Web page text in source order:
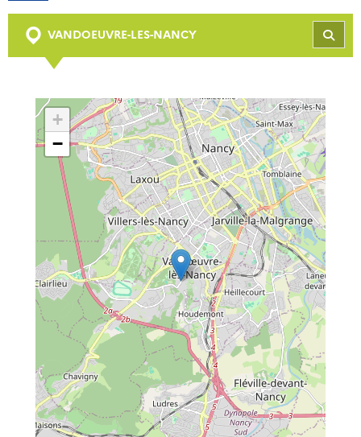
VANDOEUVRE-LES-NANCY
+
−